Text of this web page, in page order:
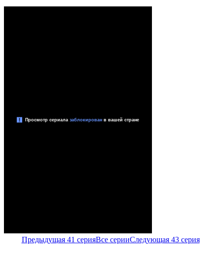
Предыдущая 41 серияВсе серииСледующая 43 серия